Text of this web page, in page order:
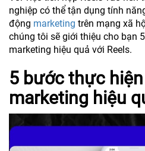
nghiệp có thể tận dụng tính
động marketing trên mạng xã
chúng tôi sẽ giới thiệu cho bạn
marketing hiệu quả với Reels.
5 bước thực
marketing hiệu